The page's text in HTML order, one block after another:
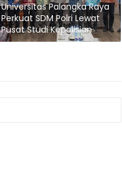
Universitas Palangka Raya
Perkuat SDM Polri Lewat
Pusat Studi Kepolisian